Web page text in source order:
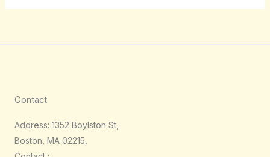
Contact
Address: 1352 Boylston St,
Boston, MA 02215,